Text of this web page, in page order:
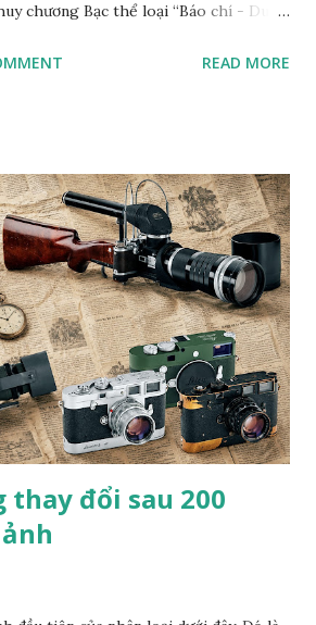
chương Bạc thể loại “Báo chí - Du
nghệ nhân Trịnh Ngọc sống ở
giày Trịnh Ngọc của nhiếp ảnh gia
xuất bản trên web Private Photo
Fstop (Mỹ) và đoạt giải Nhất cuộc
VII Concurso International De
Ban Nha). Anh cũng là nhiếp ảnh
đoạt giải PX3 của Pháp trong 8 năm
READ MORE
đổi sau 200